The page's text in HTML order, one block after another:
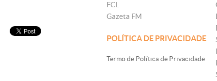
FCL
Gazeta FM
POLÍTICA DE PRIVACIDADE
Termo de Política de Privacidade